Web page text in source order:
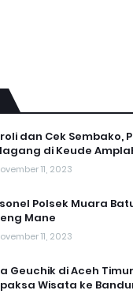
dan Cek Sembako,
di Keude
11, 2023
Polsek Muara
Mane
11, 2023
Geuchik di Aceh
Wisata ke